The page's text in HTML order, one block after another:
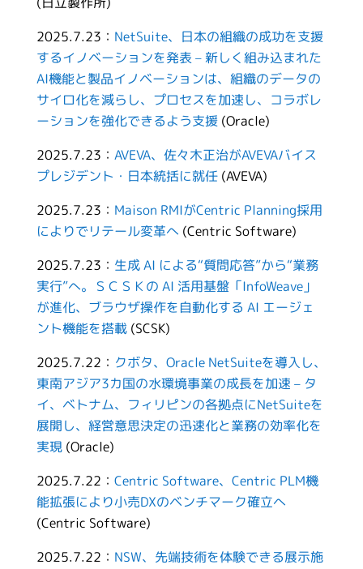
2025.7.23： NetSuite、日本の組織の成功を支援
するイノベーションを発表 – 新しく組み込まれた
AI機能と製品イノベーションは、組織のデータの
サイロ化を減らし、プロセスを加速し、コラボレ
ーションを強化できるよう支援(Oracle)
2025.7.23： AVEVA、佐々木正治がAVEVAバイス
プレジデント・日本統括に就任(AVEVA)
2025.7.23： Maison RMIがCentric Planning採用
によりでリテール変革へ (Centric Software)
2025.7.23： 生成 AI による“質問応答”から“業務
実行”へ。ＳＣＳＫの AI 活用基盤「InfoWeave」
が進化、ブラウザ操作を自動化する AI エージェ
ント機能を搭載(SCSK)
2025.7.22： クボタ、Oracle NetSuiteを導入し、
東南アジア3カ国の水環境事業の成長を加速 – タ
イ、ベトナム、フィリピンの各拠点にNetSuiteを
展開し、経営意思決定の迅速化と業務の効率化を
実現(Oracle)
2025.7.22： Centric Software、Centric PLM機
能拡張により小売DXのベンチマーク確立へ
(Centric Software)
2025.7.22： NSW、先端技術を体験できる展示施